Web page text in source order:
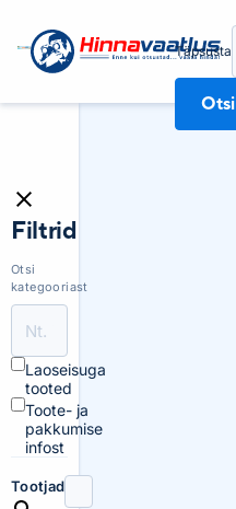
Täpsusta
Otsi
Filtrid
Otsi
kategooriast
Laoseisuga
tooted
Toote- ja
pakkumise
infost
Tootjad